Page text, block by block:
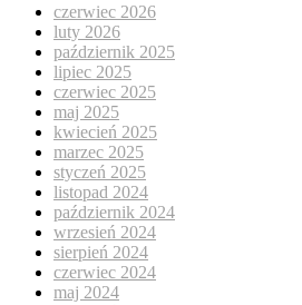
czerwiec 2026
luty 2026
październik 2025
lipiec 2025
czerwiec 2025
maj 2025
kwiecień 2025
marzec 2025
styczeń 2025
listopad 2024
październik 2024
wrzesień 2024
sierpień 2024
czerwiec 2024
maj 2024